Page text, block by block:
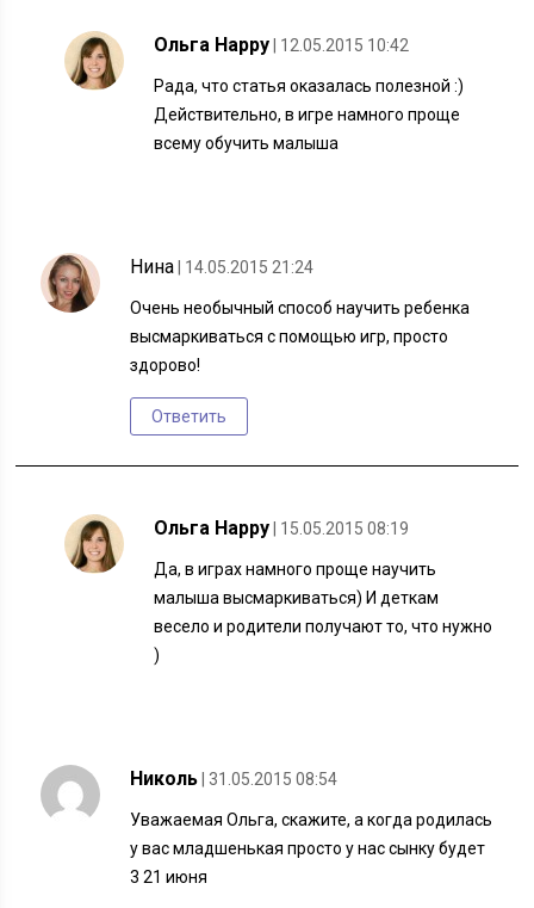
Ольга Happy | 12.05.2015 10:42
Рада, что статья оказалась полезной :)
Действительно, в игре намного проще
всему обучить малыша
Нина | 14.05.2015 21:24
Очень необычный способ научить ребенка
высмаркиваться с помощью игр, просто
здорово!
Ответить
Ольга Happy | 15.05.2015 08:19
Да, в играх намного проще научить
малыша высмаркиваться) И деткам
весело и родители получают то, что нужно
)
Николь | 31.05.2015 08:54
Уважаемая Ольга, скажите, а когда родилась
у вас младшенькая просто у нас сынку будет
3 21 июня